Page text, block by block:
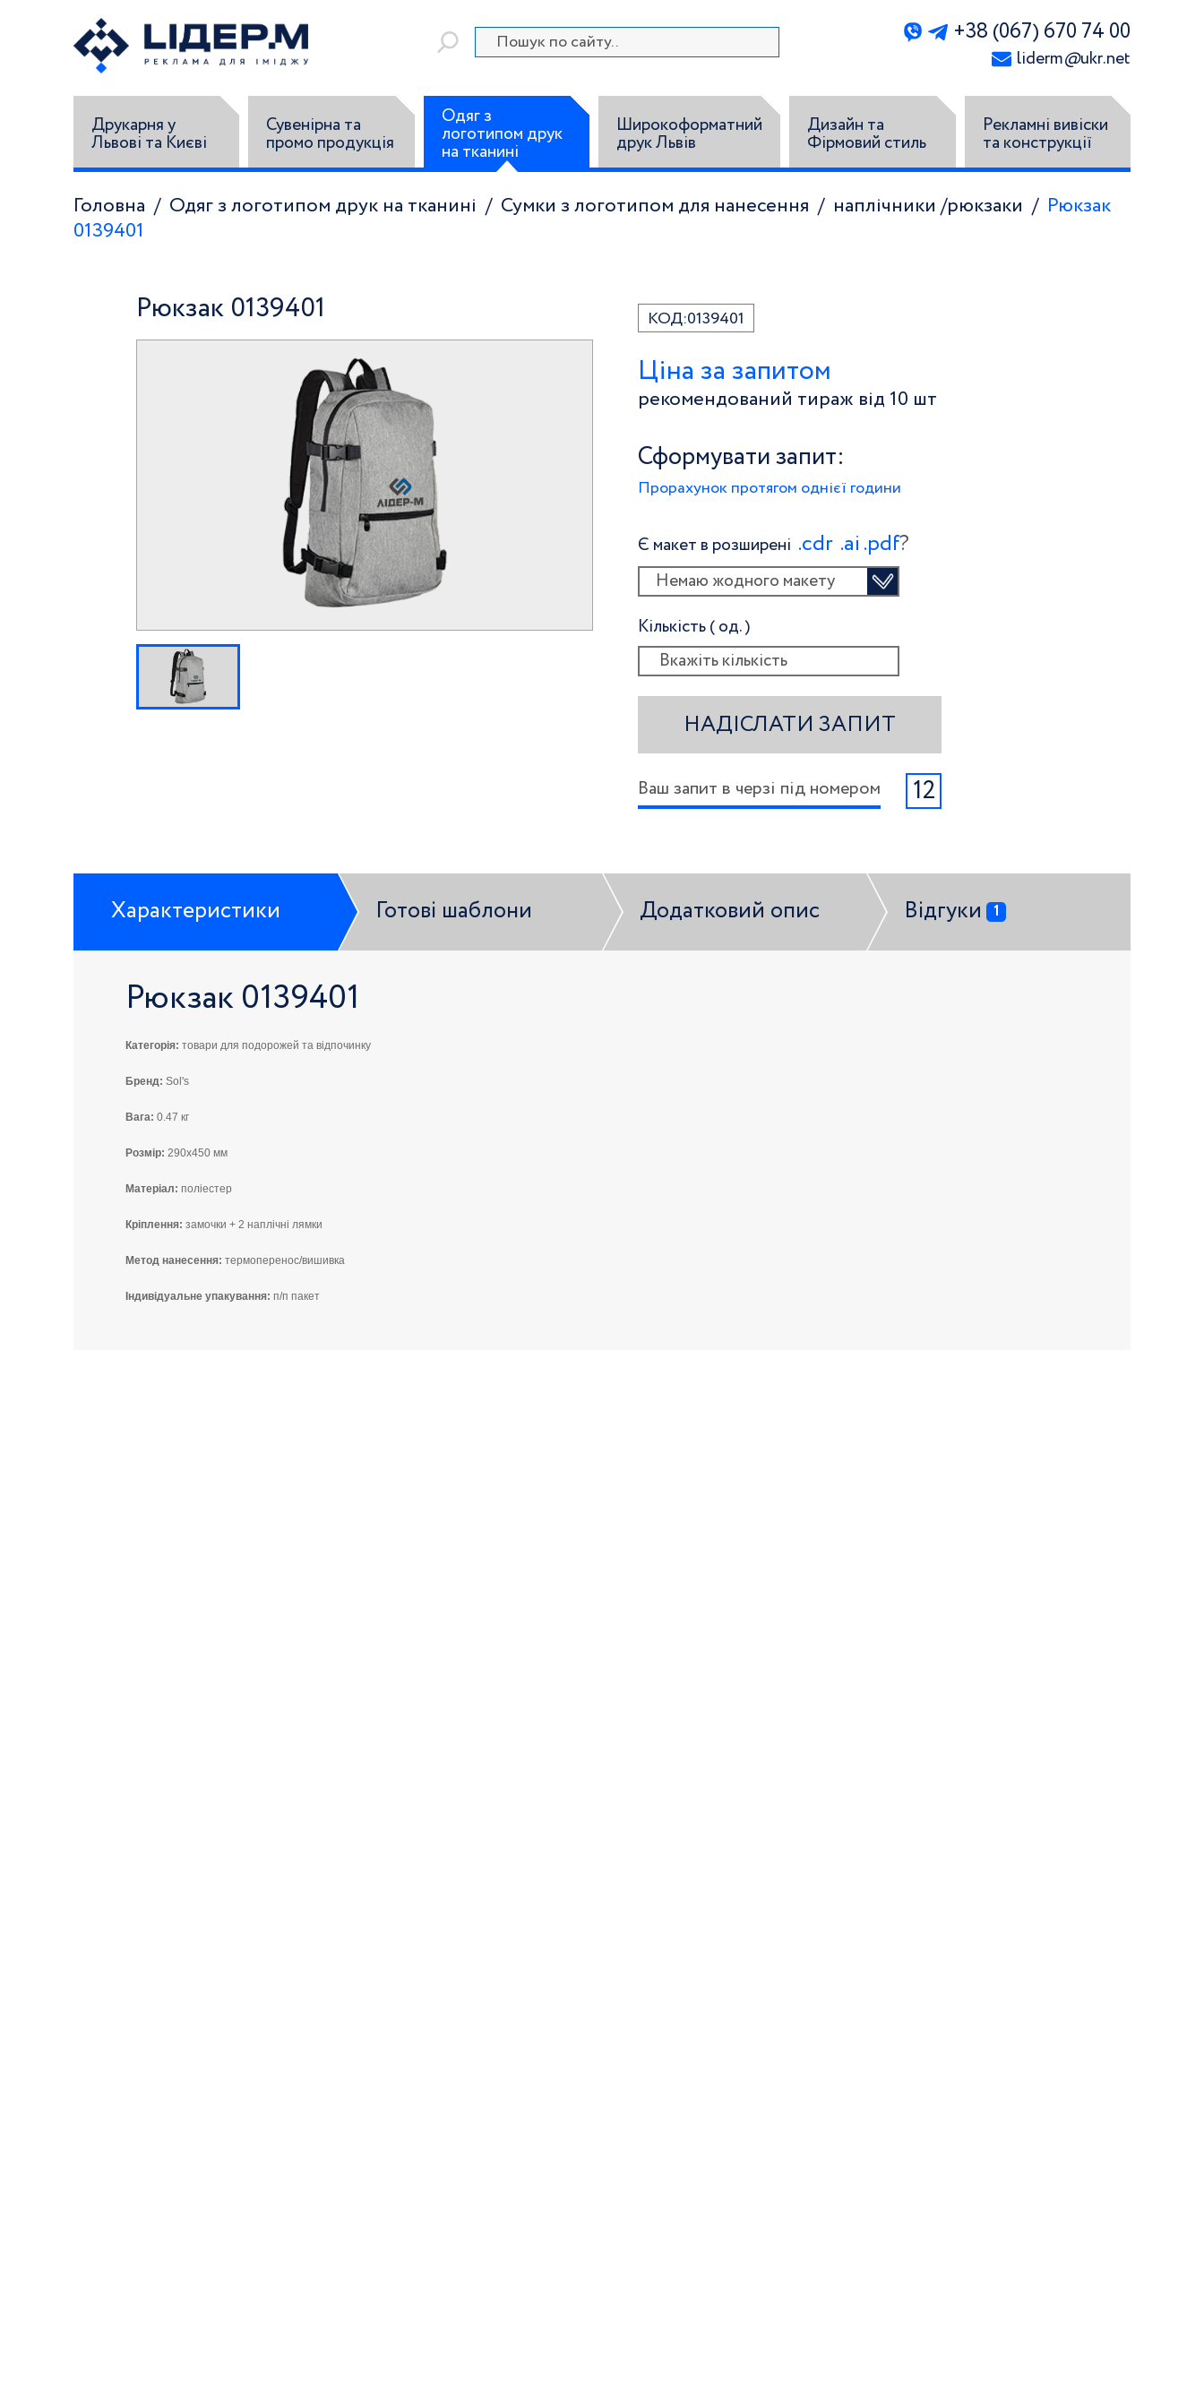
+38 (067) 670 74 00
liderm@ukr.net
Друкарня у
Львові та Києві
Сувенірна та
промо продукція
Одяг з
логотипом друк
на тканині
Широкоформатний
друк Львів
Дизайн та
Фірмовий стиль
Рекламні вивіски
та конструкції
Головна Одяг з логотипом друк на тканині Сумки з логотипом для нанесення наплічники /рюкзаки
Рюкзак
0139401
Рюкзак 0139401 КОД:0139401
Ціна за запитом
рекомендований тираж від 10 шт
Сформувати запит:
Прорахунок протягом однієї години
Є макет в розширені .сdr .ai .pdf?
Немаю жодного макету
Кількість ( од. )
НАДІСЛАТИ ЗАПИТ
Ваш запит в черзі під номером 12
Характеристики Готові шаблони Додатковий опис Відгуки 1
Рюкзак 0139401
Категорія: товари для подорожей та відпочинку
Бренд: Sol's
Вага: 0.47 кг
Розмір: 290x450 мм
Матеріал: поліестер
Кріплення: замочки + 2 наплічні лямки
Метод нанесення: термоперенос/вишивка
Індивідуальне упакування: п/п пакет